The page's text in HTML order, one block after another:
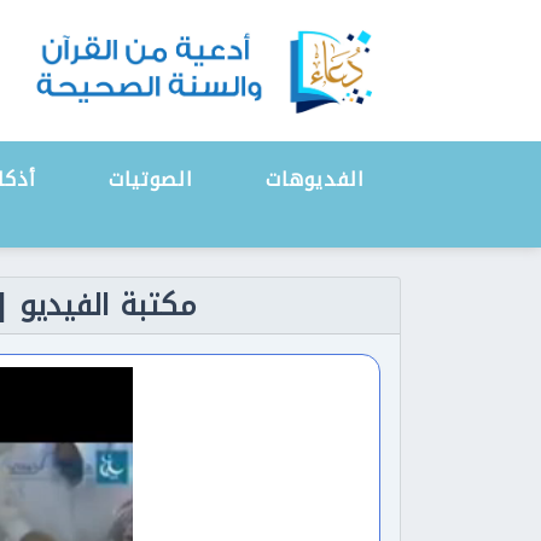
الصوتيات الفديوهات
مكتبة الفيديو |